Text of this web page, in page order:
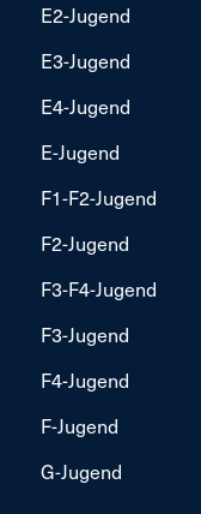
E2-Jugend
E3-Jugend
E4-Jugend
E-Jugend
F1-F2-Jugend
F2-Jugend
F3-F4-Jugend
F3-Jugend
F4-Jugend
F-Jugend
G-Jugend